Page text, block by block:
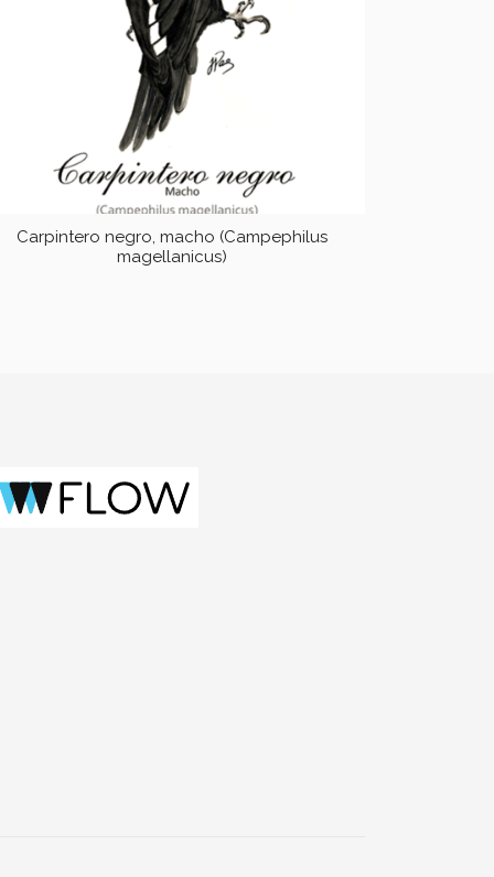
Carpintero negro, macho (Campephilus
magellanicus)